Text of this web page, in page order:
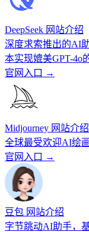
DeepSeek 网站介绍
深度求索推出的AI
本实现媲美GPT-4o
官网入口 →
Midjourney 网站介绍
全球最受欢迎AI绘
官网入口 →
豆包 网站介绍
字节跳动AI助手，